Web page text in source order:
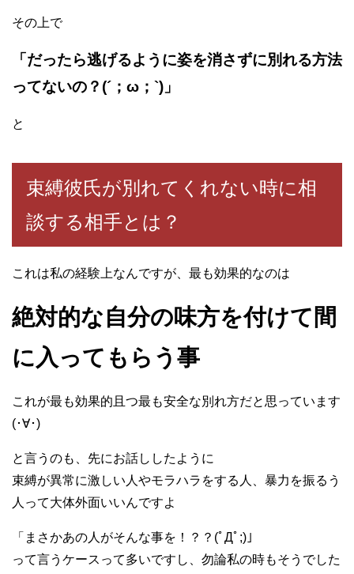
その上で
「だったら逃げるように姿を消さずに別れる方法
ってないの？(´；ω；`)」
と
束縛彼氏が別れてくれない時に相
談する相手とは？
これは私の経験上なんですが、最も効果的なのは
絶対的な自分の味方を付けて間
に入ってもらう事
これが最も効果的且つ最も安全な別れ方だと思っています
(･∀･)
と言うのも、先にお話ししたように
束縛が異常に激しい人やモラハラをする人、暴力を振るう
人って大体外面いいんですよ
「まさかあの人がそんな事を！？？(ﾟДﾟ;)」
って言うケースって多いですし、勿論私の時もそうでした